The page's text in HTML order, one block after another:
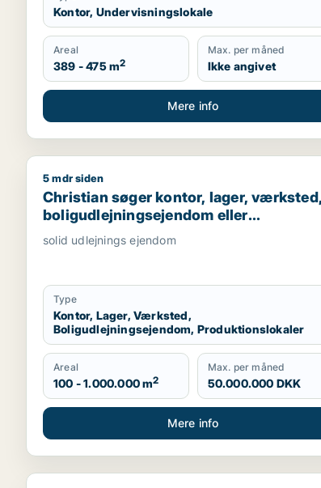
Kontor, Undervisningslokale
Areal
389 - 475 m2
Max. per måned
Ikke angivet
Mere info
Christian søger kontor, lager, værksted,
5 mdr siden
Christian søger kontor, lager, værksted,
boligudlejningsejendom eller
produktionslokaler til salg i
Roskilde eller Holbæk
solid udlejnings ejendom
Type
Kontor, Lager, Værksted,
Boligudlejningsejendom, Produktionslokaler
Areal
100 - 1.000.000 m2
Max. per måned
50.000.000 DKK
Mere info